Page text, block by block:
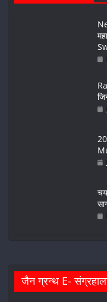
जैन ग्रन्थ E-